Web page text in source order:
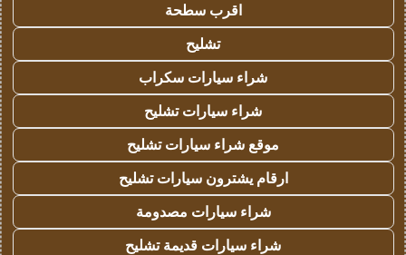
اقرب سطحة
تشليح
شراء سيارات سكراب
شراء سيارات تشليح
موقع شراء سيارات تشليح
ارقام يشترون سيارات تشليح
شراء سيارات مصدومة
شراء سيارات قديمة تشليح